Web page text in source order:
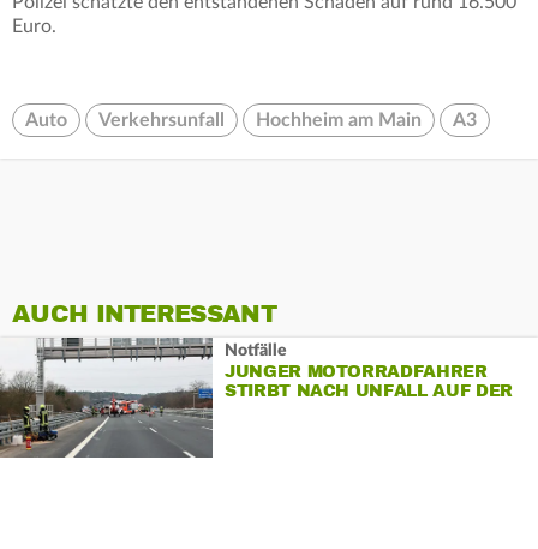
Euro.
Auto Verkehrsunfall Hochheim am Main A3
AUCH INTERESSANT
Notfälle
JUNGER MOTORRADFAHRER
STIRBT NACH UNFALL AUF DER